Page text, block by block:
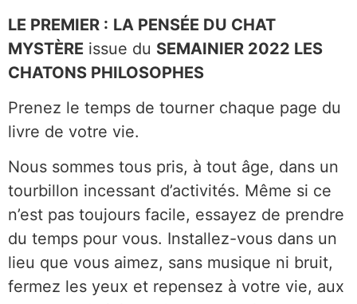
LE PREMIER : LA PENSÉE DU CHAT
MYSTÈRE issue du SEMAINIER 2022 LES
CHATONS PHILOSOPHES
Prenez le temps de tourner chaque page du
livre de votre vie.
Nous sommes tous pris, à tout âge, dans un
tourbillon incessant d’activités. Même si ce
n’est pas toujours facile, essayez de prendre
du temps pour vous. Installez-vous dans un
lieu que vous aimez, sans musique ni bruit,
fermez les yeux et repensez à votre vie, aux